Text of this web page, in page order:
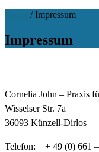
/ Impressum
Impressum
Cornelia John – Praxis
Wisselser Str. 7a
36093 Künzell-Dirlos
Telefon: + 49 (0) 661